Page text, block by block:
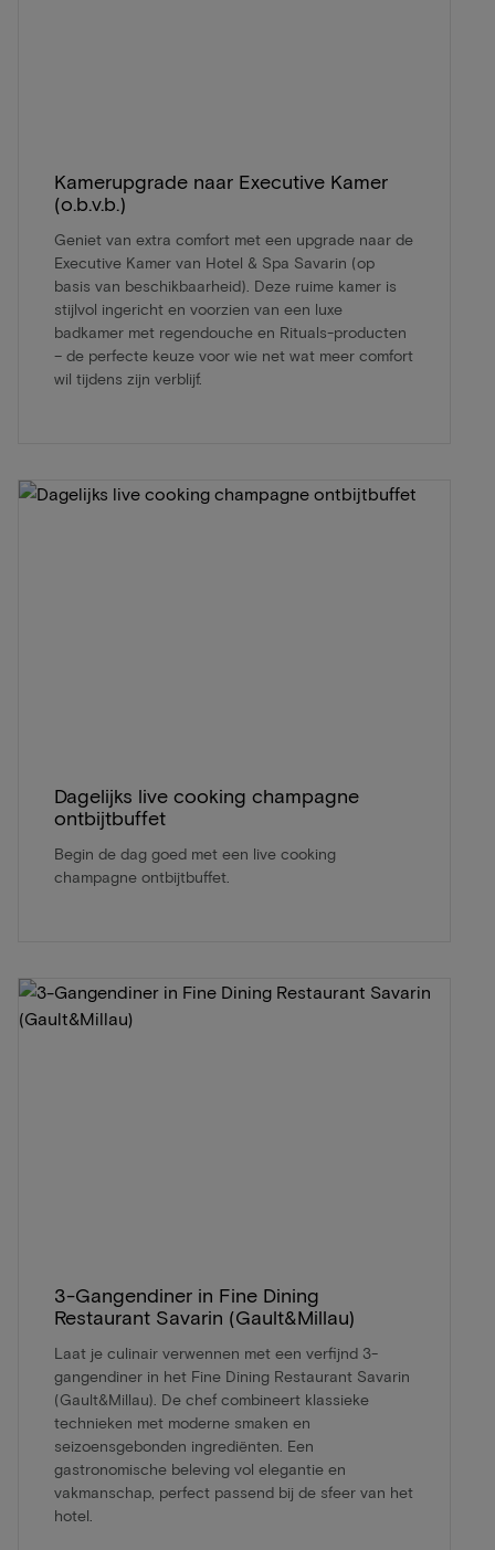
Kamerupgrade naar Executive Kamer
(o.b.v.b.)
Geniet van extra comfort met een upgrade naar de
Executive Kamer van Hotel & Spa Savarin (op
basis van beschikbaarheid). Deze ruime kamer is
stijlvol ingericht en voorzien van een luxe
badkamer met regendouche en Rituals-producten
– de perfecte keuze voor wie net wat meer comfort
wil tijdens zijn verblijf.
Dagelijks live cooking champagne
ontbijtbuffet
Begin de dag goed met een live cooking
champagne ontbijtbuffet.
3-Gangendiner in Fine Dining
Restaurant Savarin (Gault&Millau)
Laat je culinair verwennen met een verfijnd 3-
gangendiner in het Fine Dining Restaurant Savarin
(Gault&Millau). De chef combineert klassieke
technieken met moderne smaken en
seizoensgebonden ingrediënten. Een
gastronomische beleving vol elegantie en
vakmanschap, perfect passend bij de sfeer van het
hotel.